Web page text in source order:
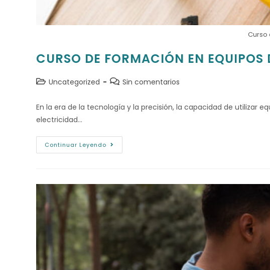
Curso
CURSO DE FORMACIÓN EN EQUIPOS
Uncategorized Sin comentarios
En la era de la tecnología y la precisión, la capacidad de utilizar
electricidad…
Continuar Leyendo